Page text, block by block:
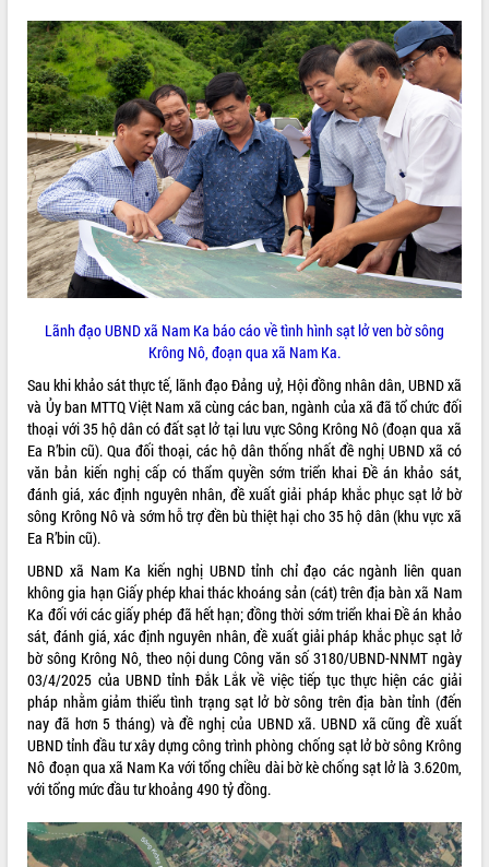
VIDEO
Trailer Lễ hội Sầu riêng Đắk Lắk năm
Khám bệnh, cấp phát thuốc miễn phí
và tặng quà người dân xã Cư Pui
Hội nghị UBND tỉnh Đắk Lắk thường kỳ
tháng 7/2026
Lễ truy tặng danh hiệu “Bà Mẹ Việt
Nam Anh hùng” và trao Huân chương
Lao động
UBND tỉnh Đắk Lắk triển khai nhiệm
vụ 6 tháng cuối năm 2026
Kỳ họp thứ Hai, Hội đồng nhân dân
tỉnh khóa XI quyết nghị nhiều nội dung
quan trọng
Bí thư Tỉnh ủy Lương Nguyễn Minh
Triết thăm, tặng quà người có công với
cách mạng
Rà soát, hoàn thiện hệ thống thiết chế
văn hóa, thể thao đáp ứng yêu cầu
phát triển mới
mặt Đoàn chuyên gia y tế TP. Hồ Chí
Minh
ALBUM ẢNH
LIÊN KẾT WEB
Hôm nay:
18586
Lãnh đạo UBND xã Nam Ka báo cáo về tình hình sạt lở ven bờ sông
Krông Nô, đoạn qua xã Nam Ka.
Sau khi khảo sát thực tế, lãnh đạo Đảng uỷ, Hội đồng nhân dân, UBND xã
và Ủy ban MTTQ Việt Nam xã cùng các ban, ngành của xã đã tổ chức đối
thoại với 35 hộ dân có đất sạt lở tại lưu vực Sông Krông Nô (đoạn qua xã
Ea R’bin cũ). Qua đối thoại, các hộ dân thống nhất đề nghị UBND xã có
văn bản kiến nghị cấp có thẩm quyền sớm triển khai Đề án khảo sát,
đánh giá, xác định nguyên nhân, đề xuất giải pháp khắc phục sạt lở bờ
sông Krông Nô và sớm hỗ trợ đền bù thiệt hại cho 35 hộ dân (khu vực xã
Ea R’bin cũ).
UBND xã Nam Ka kiến nghị UBND tỉnh chỉ đạo các ngành liên quan
không gia hạn Giấy phép khai thác khoáng sản (cát) trên địa bàn xã Nam
Ka đối với các giấy phép đã hết hạn; đồng thời sớm triển khai Đề án khảo
sát, đánh giá, xác định nguyên nhân, đề xuất giải pháp khắc phục sạt lở
bờ sông Krông Nô, theo nội dung Công văn số 3180/UBND-NNMT ngày
03/4/2025 của UBND tỉnh Đắk Lắk về việc tiếp tục thực hiện các giải
pháp nhằm giảm thiểu tình trạng sạt lở bờ sông trên địa bàn tỉnh (đến
nay đã hơn 5 tháng) và đề nghị của UBND xã. UBND xã cũng đề xuất
UBND tỉnh đầu tư xây dựng công trình phòng chống sạt lở bờ sông Krông
Nô đoạn qua xã Nam Ka với tổng chiều dài bờ kè chống sạt lở là 3.620m,
với tổng mức đầu tư khoảng 490 tỷ đồng.